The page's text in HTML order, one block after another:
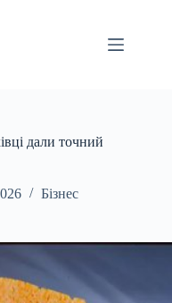
дали точний
Бізнес